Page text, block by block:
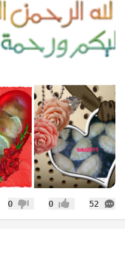
52
التعليقات إعجاب0 عدم إعجاب
0